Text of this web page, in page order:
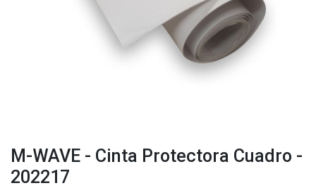
M-WAVE - Cinta Protectora Cuadro -
202217